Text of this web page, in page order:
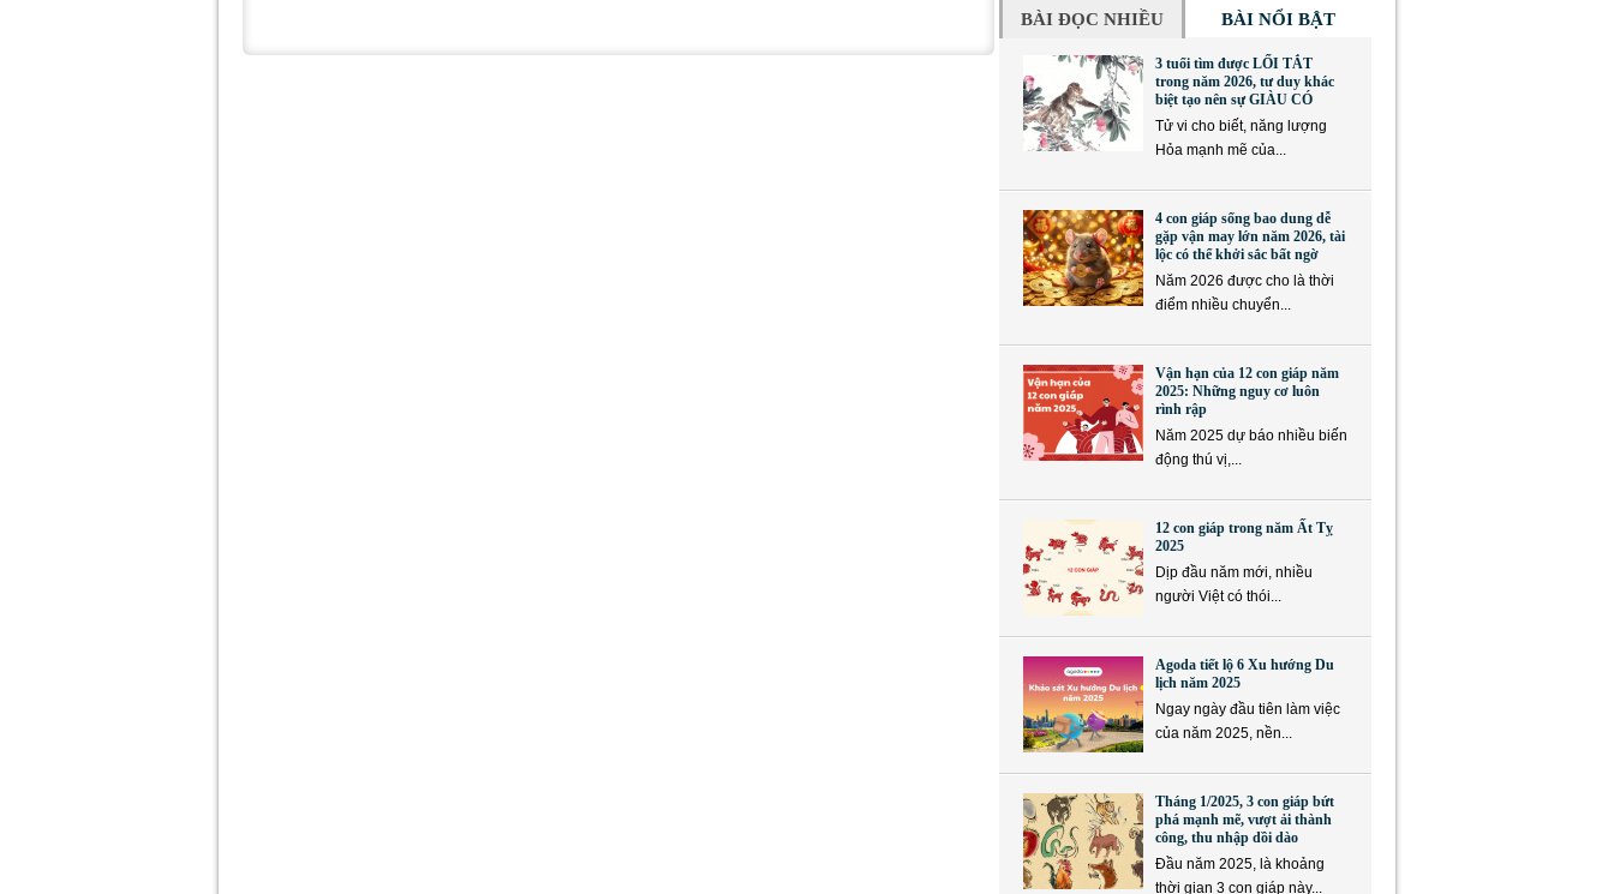
BÀI ĐỌC NHIỀU BÀI NỔI BẬT
3 tuổi tìm được LỐI TẮT
trong năm 2026, tư duy khác
biệt tạo nên sự GIÀU CÓ
Tử vi cho biết, năng lượng
Hỏa mạnh mẽ của...
4 con giáp sống bao dung dễ
gặp vận may lớn năm 2026, tài
lộc có thể khởi sắc bất ngờ
Năm 2026 được cho là thời
điểm nhiều chuyển...
Vận hạn của 12 con giáp năm
2025: Những nguy cơ luôn
rình rập
Năm 2025 dự báo nhiều biến
động thú vị,...
12 con giáp trong năm Ất Tỵ
2025
Dịp đầu năm mới, nhiều
người Việt có thói...
Agoda tiết lộ 6 Xu hướng Du
lịch năm 2025
Ngay ngày đầu tiên làm việc
của năm 2025, nền...
Tháng 1/2025, 3 con giáp bứt
phá mạnh mẽ, vượt ải thành
công, thu nhập dồi dào
Đầu năm 2025, là khoảng
thời gian 3 con giáp này...